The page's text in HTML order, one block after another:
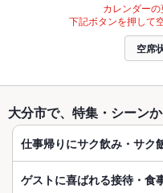
カレンダーの
下記ボタンを押して
空席
大分市で、特集・シーン
仕事帰りにサク飲み・サク
ゲストに喜ばれる接待・食